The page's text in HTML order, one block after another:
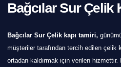
Bağcılar Sur Çelik
Bağcılar Sur Çelik kapı tamiri,
müşteriler tarafından tercih edilen çelik
ortadan kaldırmak için verilen hizmettir.